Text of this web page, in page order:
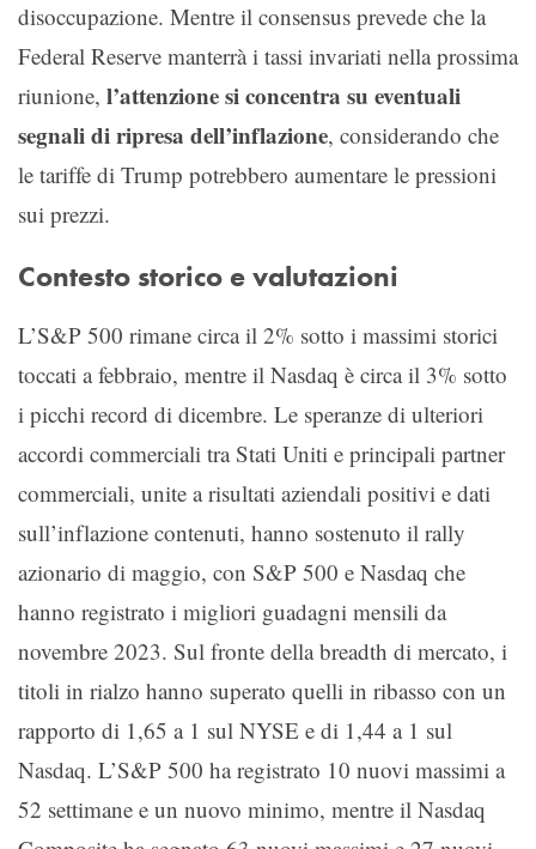
disoccupazione. Mentre il consensus prevede che la
Federal Reserve manterrà i tassi invariati nella prossima
riunione, l’attenzione si concentra su eventuali
segnali di ripresa dell’inflazione, considerando che
le tariffe di Trump potrebbero aumentare le pressioni
sui prezzi.
Contesto storico e valutazioni
L’S&P 500 rimane circa il 2% sotto i massimi storici
toccati a febbraio, mentre il Nasdaq è circa il 3% sotto
i picchi record di dicembre. Le speranze di ulteriori
accordi commerciali tra Stati Uniti e principali partner
commerciali, unite a risultati aziendali positivi e dati
sull’inflazione contenuti, hanno sostenuto il rally
azionario di maggio, con S&P 500 e Nasdaq che
hanno registrato i migliori guadagni mensili da
novembre 2023. Sul fronte della breadth di mercato, i
titoli in rialzo hanno superato quelli in ribasso con un
rapporto di 1,65 a 1 sul NYSE e di 1,44 a 1 sul
Nasdaq. L’S&P 500 ha registrato 10 nuovi massimi a
52 settimane e un nuovo minimo, mentre il Nasdaq